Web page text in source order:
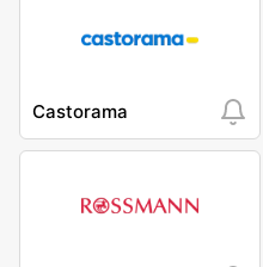
Castorama